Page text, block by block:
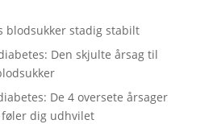
blodsukker stadig stabilt
Den skjulte årsag til
De 4 oversete årsager
dig udhvilet